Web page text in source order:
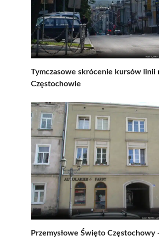
Tymczasowe skrócenie kursów linii
Częstochowie
Przemysłowe Święto Częstochowy